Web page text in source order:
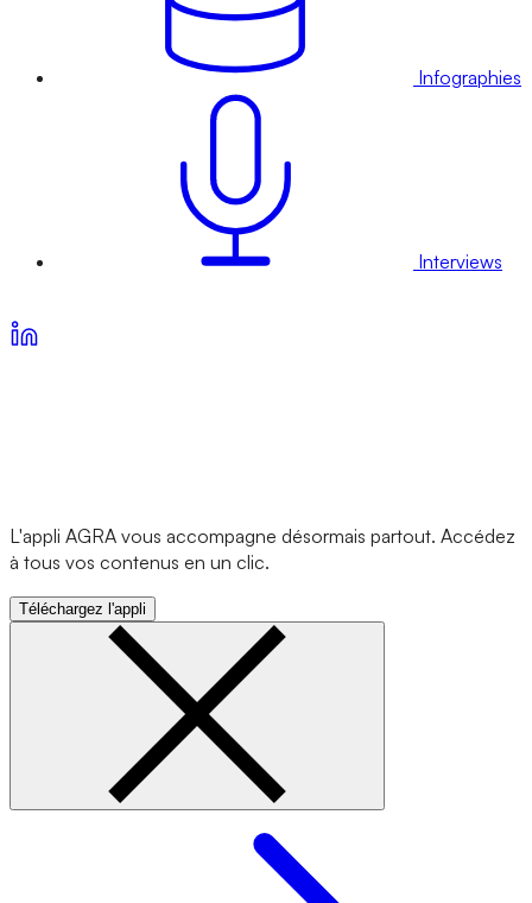
Infographies
Interviews
L'appli AGRA vous accompagne désormais partout. Accédez
à tous vos contenus en un clic.
Téléchargez l'appli